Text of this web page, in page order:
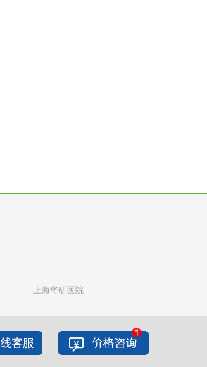
上海华研医院